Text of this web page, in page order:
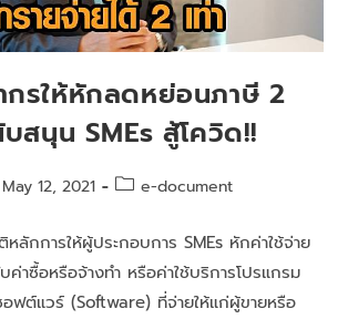
รให้หักลดหย่อนภาษี 2
สนุน SMEs สู้โควิด!!
May 12, 2021 e-document
ลักการให้ผู้ประกอบการ SMEs หักค่าใช้จ่าย
ค่าซื้อหรือจ้างทำ หรือค่าใช้บริการโปรแกรม
ฟต์แวร์ (Software) ที่จ่ายให้แก่ผู้ขายหรือ